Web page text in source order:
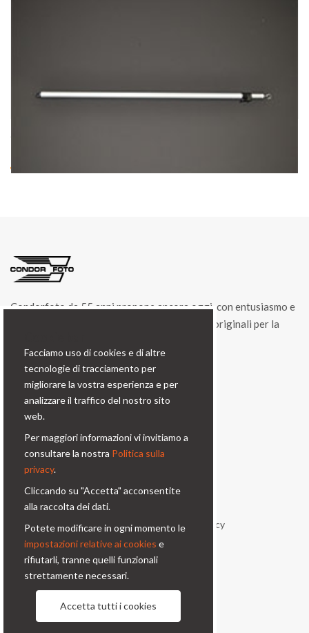
cod. 04382/1
€ 20.00
Condorfoto da 55 anni propone ancora oggi, con entusiasmo e
vitalità, una gamma di prodotti e di soluzioni originali per la
Contatti
Via Prinetti, 32 - 20127
Milano - Italy
condor@condor-foto.it
Informazioni
Chi Siamo
Privacy Policy
Condizioni generali
Facciamo uso di cookies e di altre
tecnologie di tracciamento per
migliorare la vostra esperienza e per
analizzare il traffico del nostro sito
web.
Per maggiori informazioni vi invitiamo a
consultare la nostra Politica sulla
privacy.
Cliccando su "Accetta" acconsentite
alla raccolta dei dati.
Potete modificare in ogni momento le
impostazioni relative ai cookies e
rifiutarli, tranne quelli funzionali
strettamente necessari.
Accetta tutti i cookies